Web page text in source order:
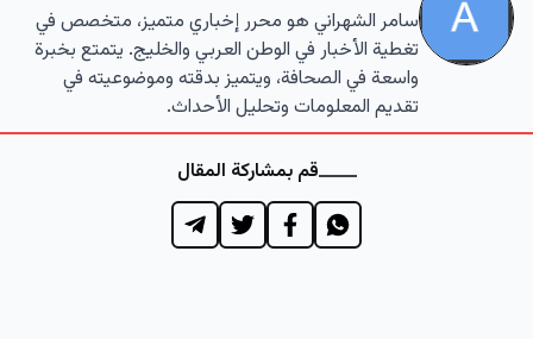
سامر الشهراني هو محرر إخباري متميز، متخصص في
تغطية الأخبار في الوطن العربي والخليج. يتمتع بخبرة
واسعة في الصحافة، ويتميز بدقته وموضوعيته في
تقديم المعلومات وتحليل الأحداث.
قم بمشاركة المقال